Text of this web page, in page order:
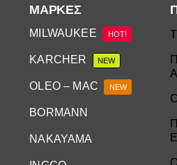
ΜΆΡΚΕΣ
MILWAUKEE HOT!
KARCHER NEW
OLEO – MAC NEW
BORMANN
NAKAYAMA